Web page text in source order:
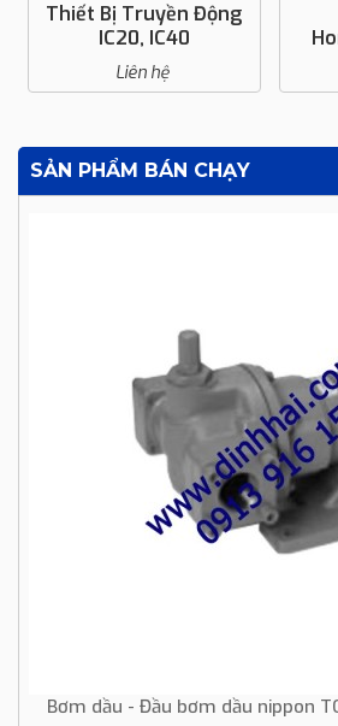
Thiết Bị Truyền Động
IC20, IC40
Liên hệ
SẢN PHẨM BÁN CHẠY
Bơm dầu - Đầu bơm dầu nippon